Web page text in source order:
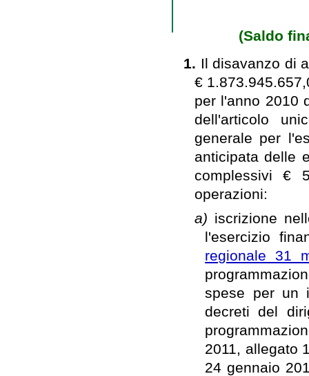
(Saldo
1. Il disavanzo di
€
per l'anno 2010
dell'articolo
generale per
anticipata delle
complessivi €
operazioni:
a) iscrizione
l'esercizio
regionale 31
spese per un
decreti del
2011, allegato
24 gennaio